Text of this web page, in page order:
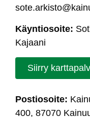
Käyn­tio­soi­te:
Ka­jaa­ni
Siir­ry
Pos­tio­soi­te:
400, 87070